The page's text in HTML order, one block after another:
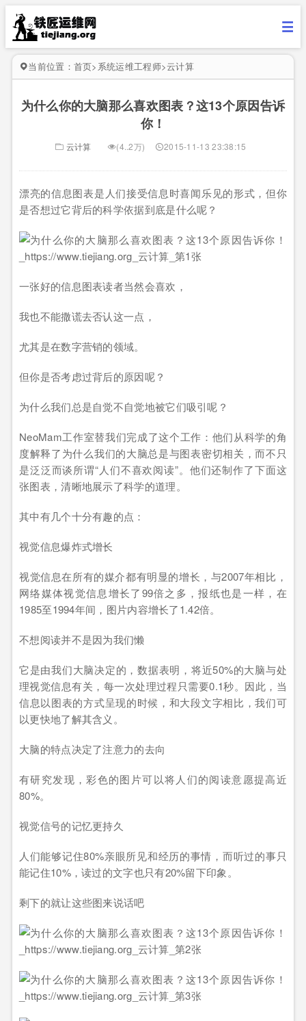
当前位置： 首页> 系统运维工程师>云计算
为什么你的大脑那么喜欢图表？这13个原因告诉
你！
云计算 (4..2万) 2015-11-13 23:38:15
漂亮的信息图表是人们接受信息时喜闻乐见的形式，但你
是否想过它背后的科学依据到底是什么呢？
一张好的信息图表读者当然会喜欢，
我也不能撒谎去否认这一点，
尤其是在数字营销的领域。
但你是否考虑过背后的原因呢？
为什么我们总是自觉不自觉地被它们吸引呢？
NeoMam工作室替我们完成了这个工作：他们从科学的角
度解释了为什么我们的大脑总是与图表密切相关，而不只
是泛泛而谈所谓“人们不喜欢阅读”。他们还制作了下面这
张图表，清晰地展示了科学的道理。
其中有几个十分有趣的点：
视觉信息爆炸式增长
视觉信息在所有的媒介都有明显的增长，与2007年相比，
网络媒体视觉信息增长了99倍之多，报纸也是一样，在
1985至1994年间，图片内容增长了1.42倍。
不想阅读并不是因为我们懒
它是由我们大脑决定的，数据表明，将近50%的大脑与处
理视觉信息有关，每一次处理过程只需要0.1秒。因此，当
信息以图表的方式呈现的时候，和大段文字相比，我们可
以更快地了解其含义。
大脑的特点决定了注意力的去向
有研究发现，彩色的图片可以将人们的阅读意愿提高近
80%。
视觉信号的记忆更持久
人们能够记住80%亲眼所见和经历的事情，而听过的事只
能记住10%，读过的文字也只有20%留下印象。
剩下的就让这些图来说话吧